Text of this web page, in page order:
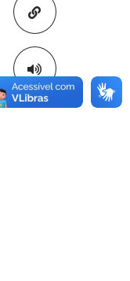
Copiar para